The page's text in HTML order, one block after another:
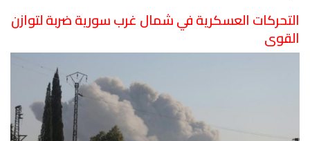
التحركات العسكرية في شمال غرب سورية ضربة لتوازن
القوى